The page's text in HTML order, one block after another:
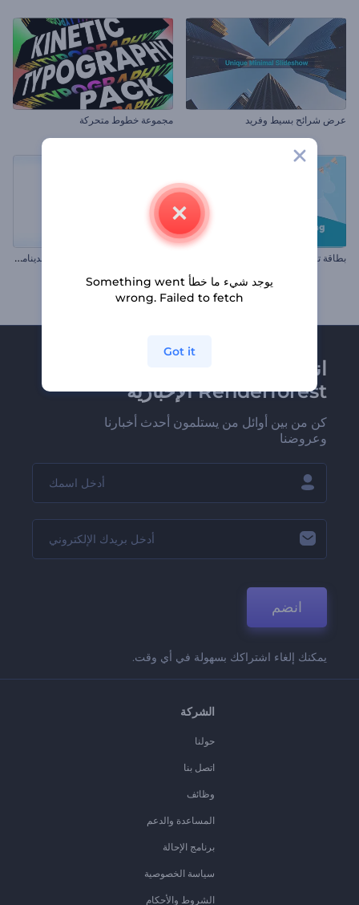
عرض شرائح بسيط وفريد مجموعة خطوط متحركة
بطاقة تهنئة ليوم الطفولة م
جموعة طباعة وحدات البيكسل الديناميكية
انضم إلى نشرة
Renderforest الإخبارية
كن من بين أوائل من يستلمون أحدث أخبارنا
وعروضنا
انضم
يمكنك إلغاء اشتراكك بسهولة في أي وقت.
الشركة
حولنا
اتصل بنا
وظائف
المساعدة والدعم
برنامج الإحالة
سياسة الخصوصية
الشروط والأحكام
يوجد شيء ما خطأ Something went
wrong. Failed to fetch
Got it